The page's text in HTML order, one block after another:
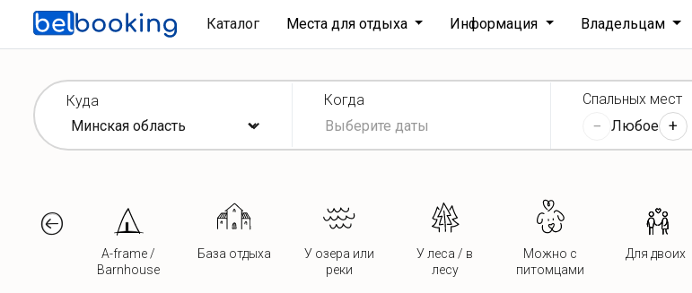
Каталог Места для отдыха Информация Владельцам
Куда Когда Спальных мест
− Любое +
A-frame /
Barnhouse
База отдыха
У озера или
реки
У леса / в
лесу
Можно с
питомцами
Для двоих